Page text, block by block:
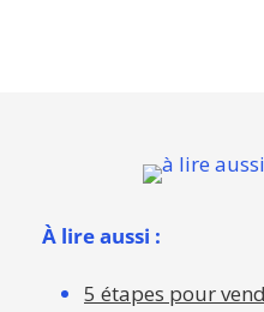
À lire aussi :
5 étapes pour